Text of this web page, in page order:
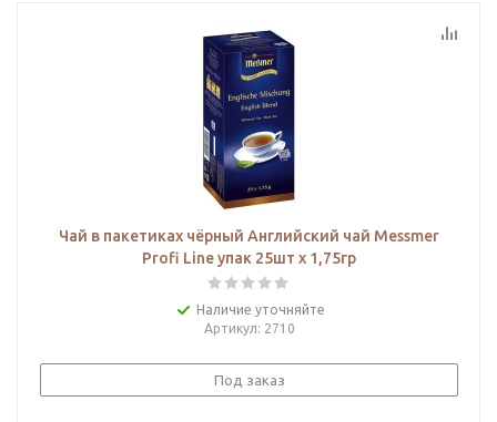
Чай в пакетиках чёрный Английский чай Messmer
Profi Line упак 25шт х 1,75гр
Наличие уточняйте
Артикул: 2710
Под заказ